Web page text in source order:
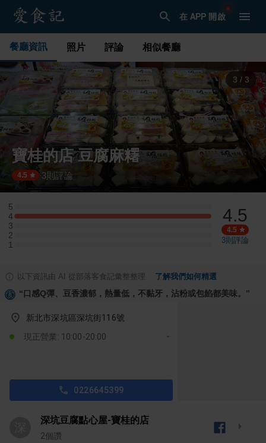
在 APP 開啟
餐廳資訊 照片 評論 相似餐廳
1 / 3
寶桂的店 豆腐麻糬
4.5 3則評論
5
5 星：0 則評論
4
4 星：1 則評論
3
3 星：0 則評論
2
2 星：0 則評論
1
1 星：0 則評論
4.5
4.5
3則評論
以下資訊由 AI 從部落客食記彙整整理 了解我們如何精選
“口感Q彈、豆香濃郁，熱量低，不黏牙，沾粉或包餡都美味。 ”
新北市深坑區深坑街116號
現正營業: 10:00-20:00
0226645399
深坑豆腐點心屋-寶桂的店
2個讚